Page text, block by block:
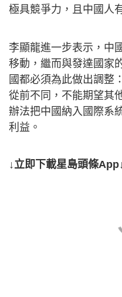
極具競爭力，且中國人
李顯龍進一步表示，中
移動，繼而與發達國家
國都必須為此做出調整
從前不同，不能期望其
辦法把中國納入國際系
利益。
↓立即下載星島頭條